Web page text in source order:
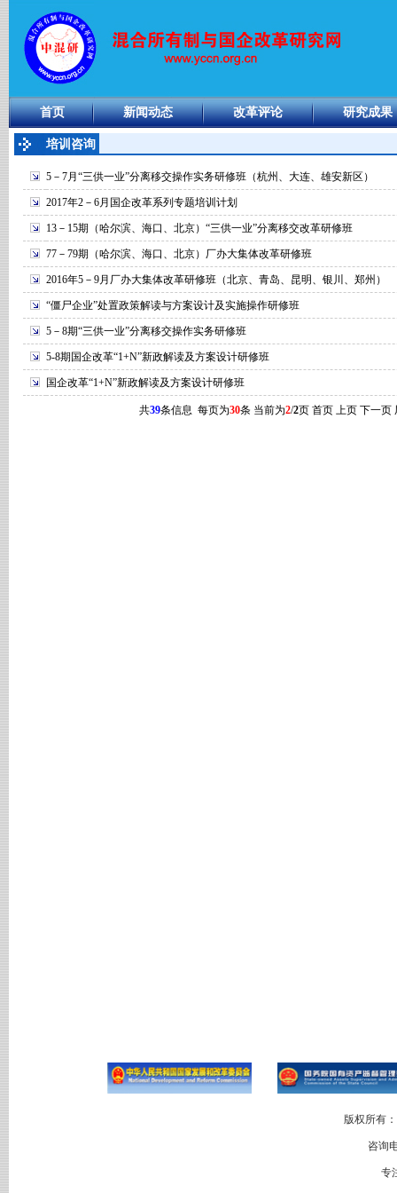
首页 新闻动态 改革评论 研究成果
培训咨询
5－7月“三供一业”分离移交操作实务研修班（杭州、大连、雄安新区）
2017年2－6月国企改革系列专题培训计划
13－15期（哈尔滨、海口、北京）“三供一业”分离移交改革研修班
77－79期（哈尔滨、海口、北京）厂办大集体改革研修班
2016年5－9月厂办大集体改革研修班（北京、青岛、昆明、银川、郑州）
“僵尸企业”处置政策解读与方案设计及实施操作研修班
5－8期“三供一业”分离移交操作实务研修班
5-8期国企改革“1+N”新政解读及方案设计研修班
国企改革“1+N”新政解读及方案设计研修班
共39条信息 每页为30条 当前为2/2页 首页 上页 下一页
版权所有
咨询
专